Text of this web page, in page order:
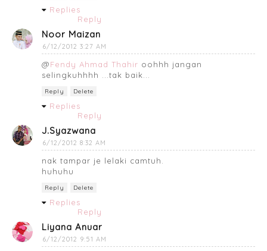
Replies
Reply
Noor Maizan
6/12/2012 3:27 AM
@Fendy Ahmad Thahir oohhh jangan
selingkuhhhh ...tak baik...
Reply Delete
Replies
Reply
J.Syazwana
6/12/2012 8:32 AM
nak tampar je lelaki camtuh.
huhuhu
Reply Delete
Replies
Reply
Liyana Anuar
6/12/2012 9:51 AM